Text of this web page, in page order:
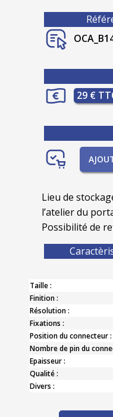
29 €
Lieu de
l’atelier du
Possibilité de
Taille :
Finition :
Résolution :
Fixations :
Position du connecteur :
Nombre de pin du
Epaisseur :
Qualité :
Divers :